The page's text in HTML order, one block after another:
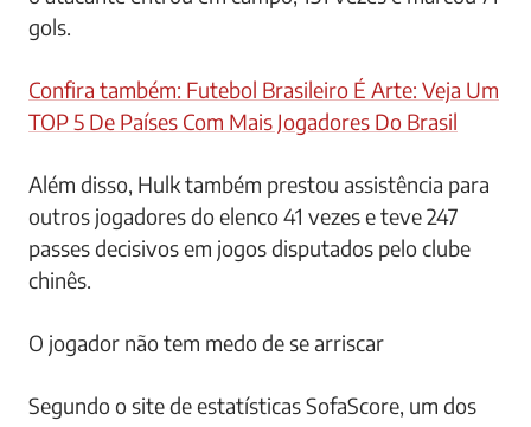
gols.
Confira também: Futebol Brasileiro É Arte: Veja Um
TOP 5 De Países Com Mais Jogadores Do Brasil
Além disso, Hulk também prestou assistência para
outros jogadores do elenco 41 vezes e teve 247
passes decisivos em jogos disputados pelo clube
chinês.
O jogador não tem medo de se arriscar
Segundo o site de estatísticas SofaScore, um dos